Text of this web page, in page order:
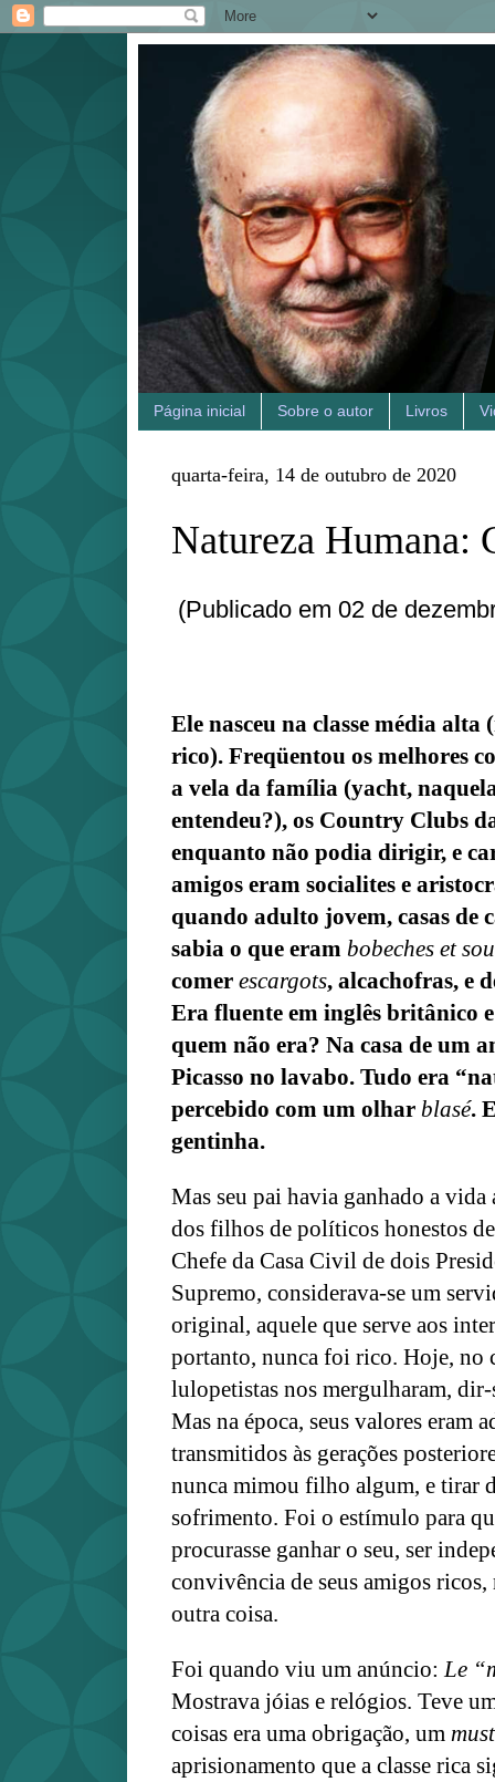
Página inicial Sobre o autor Livros
quarta-feira, 14 de outubro de 2020
Natureza Humana:
(Publicado em 02 de
Ele nasceu na classe média alta
rico). Freqüentou os melhores
a vela da família (yacht,
entendeu?), os Country Clubs
enquanto não podia dirigir, e
amigos eram socialites e
quando adulto jovem, casas de
sabia o que eram bobeches et
comer escargots, alcachofras, e
Era fluente em inglês britânico
quem não era? Na casa de um
Picasso no lavabo. Tudo era
percebido com um olhar blasé.
gentinha.
Mas seu pai havia ganhado a
dos filhos de políticos honestos
Chefe da Casa Civil de dois
Supremo, considerava-se um
original, aquele que serve aos
portanto, nunca foi rico. Hoje, no
lulopetistas nos mergulharam,
Mas na época, seus valores eram
transmitidos às gerações
nunca mimou filho algum, e tirar
sofrimento. Foi o estímulo para
procurasse ganhar o seu, ser
convivência de seus amigos ricos,
outra coisa.
Foi quando viu um anúncio: Le
Mostrava jóias e relógios. Teve
coisas era uma obrigação, um must
aprisionamento que a classe rica